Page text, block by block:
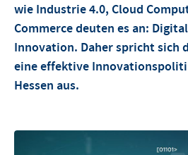
wie Industrie 4.0, Cloud
Commerce deuten es an:
Innovation. Daher spricht sich
eine effektive
Hessen aus.